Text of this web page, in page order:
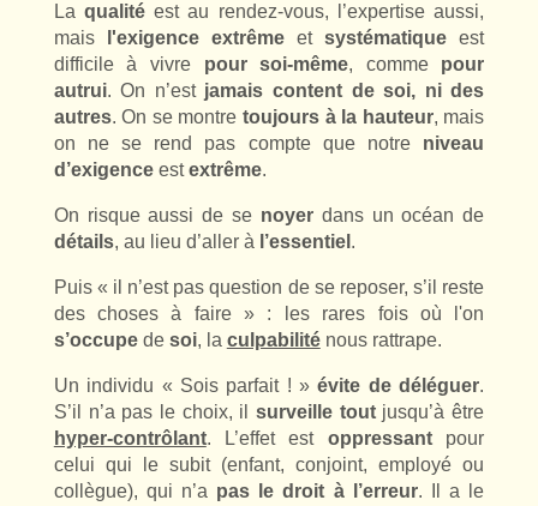
Laqualité est au rendez-vous, l’expertise aussi,
mais
l'exigence extrêmeetsystématique est
difficile à vivre pour soi-même, comme pour
autrui. On n’estjamais content de soi, ni des
autres. On se montre toujours à la hauteur, mais
on ne se rend pas compte que notre niveau
d’exigenceestextrême.
On risque aussi de se noyerdans un océan de
détails, au lieu d’aller à l’essentiel .
Puis « il n’est pas question de se reposer, s’il reste
des choses à faire » : les rares fois où l'on
s’occupede soi, la culpabiliténous rattrape.
Un individu « Sois parfait ! »évite de déléguer.
S’il n’a pas le choix, ilsurveille toutjusqu’à être
hyper-contrôlant. L’effet est oppressantpour
celui qui le subit (enfant, conjoint, employé ou
collègue), qui n’a pas le droit à l’erreur. Il a le